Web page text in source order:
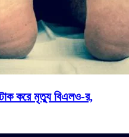
করে মৃত্যু বিএলও-র,